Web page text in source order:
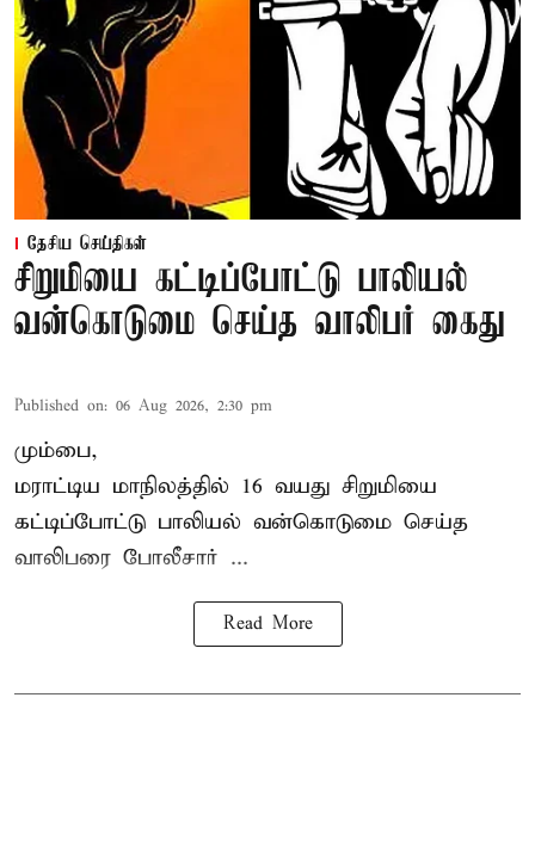
தேசிய செய்திகள்
சிறுமியை கட்டிப்போட்டு பாலியல்
வன்கொடுமை செய்த வாலிபர் கைது
Published on: 06 Aug 2026, 2:30 pm
மும்பை,
மராட்டிய மாநிலத்தில் 16 வயது சிறுமியை
கட்டிப்போட்டு பாலியல் வன்கொடுமை செய்த
வாலிபரை போலீசார் ...
Read More